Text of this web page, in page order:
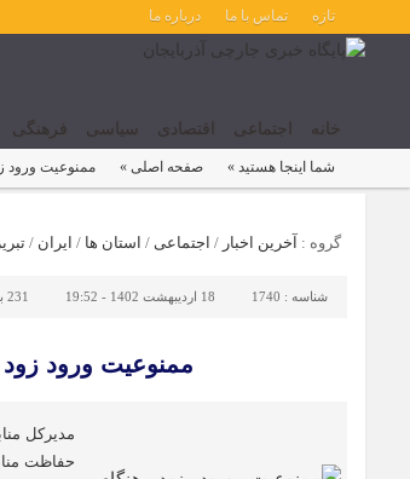
تازه تماس با ما درباره ما
خانه اجتماعی اقتصادی سیاسی فرهنگی
شما اینجا هستید » صفحه اصلی » ممنوعیت ورود
گروه : آخرین اخبار / اجتماعی / استان ها / ایران / تبریز
شناسه : 1740 18 اردیبهشت 1402 - 19:52 231 بازدید
ممنوعیت ورود زود
مدیرکل
حفاظت